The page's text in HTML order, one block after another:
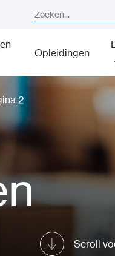
Opleidingen
2
Scroll